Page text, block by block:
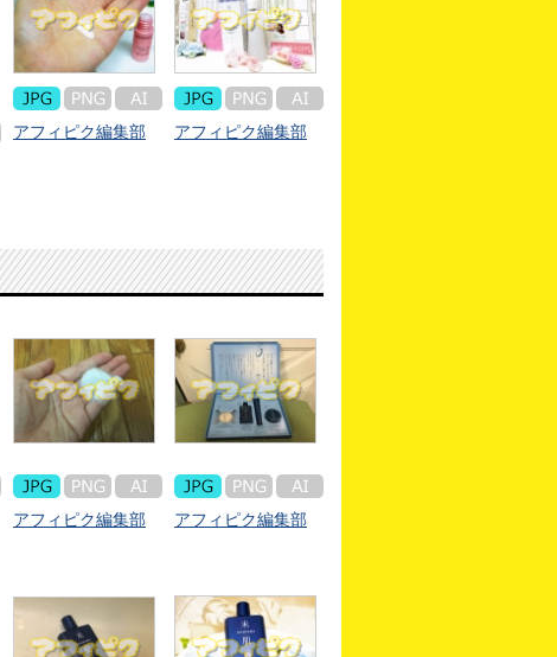
アフィピク編集部 アフィピク編集部
アフィピク編集部 アフィピク編集部